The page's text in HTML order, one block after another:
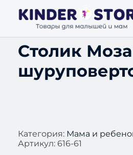
Столик
Категория: Мама и
Артикул: 616-61